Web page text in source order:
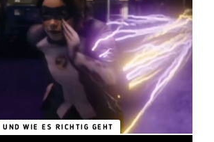
UND WIE ES RICHTIG GEHT